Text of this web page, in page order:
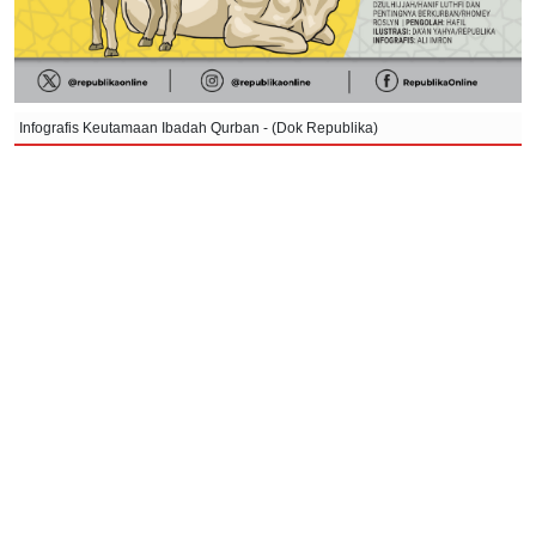
Infografis Keutamaan Ibadah Qurban - (Dok Republika)